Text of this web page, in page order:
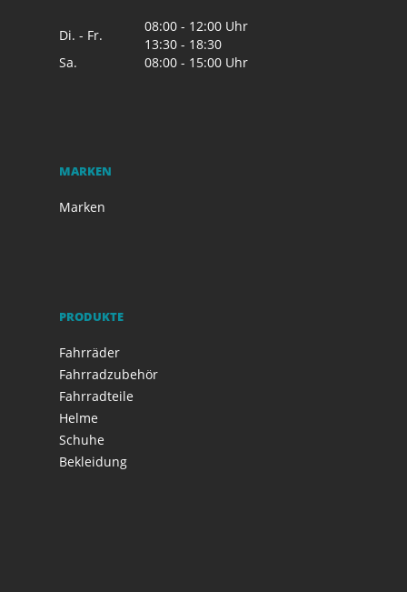
Di. - Fr.
08:00 - 12:00 Uhr
13:30 - 18:30
Sa.
08:00 - 15:00 Uhr
MARKEN
Marken
PRODUKTE
Fahrräder
Fahrradzubehör
Fahrradteile
Helme
Schuhe
Bekleidung